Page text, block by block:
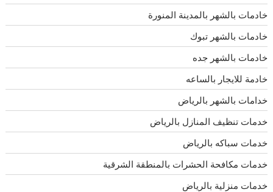
خادمات بالشهر بالمدينة المنورة
خادمات بالشهر تبوك
خادمات بالشهر جده
خادمة للايجار بالساعه
خدامات بالشهر بالرياض
خدمات تنظيف المنازل بالرياض
خدمات سباكه بالرياض
خدمات مكافحة الحشرات بالمنطقة الشرقية
خدمات منزلية بالرياض